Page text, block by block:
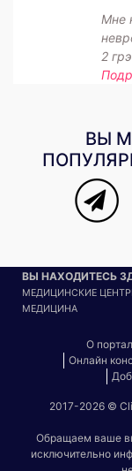
Мне
2
ВЫ
ВЫ НАХОДИТЕСЬ
МЕДИЦИНСКИЕ
МЕДИЦИНА
О
Онлайн
2017-2026 ©
Обращаем ваше
исключительно